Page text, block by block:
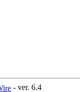
- ver. 6.4